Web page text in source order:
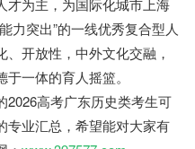
才为主，为国际化城市上海
力突出”的一线优秀复合型人
开放性，中外文化交融，
一体的育人摇篮。
2026高考广东历史类考生可
专业汇总，希望能对大家有